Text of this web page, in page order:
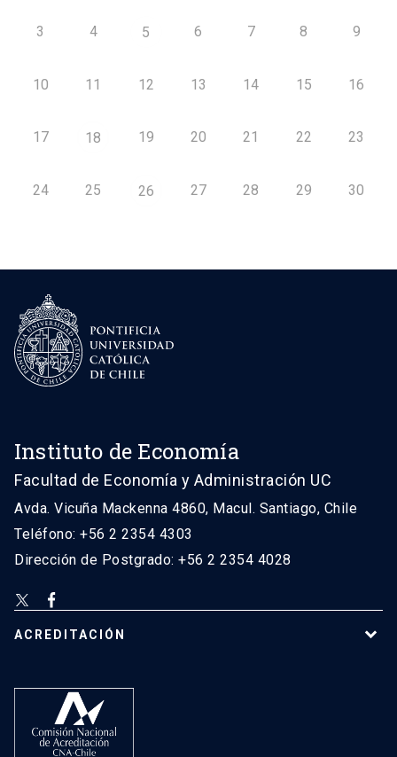
3 4 5 6 7 8 9
10 11 12 13 14 15 16
17 18 19 20 21 22 23
24 25 26 27 28 29 30
Instituto de Economía
Facultad de Economía y Administración UC
Avda. Vicuña Mackenna 4860, Macul. Santiago, Chile
Teléfono: +56 2 2354 4303
Dirección de Postgrado: +56 2 2354 4028
ACREDITACIÓN